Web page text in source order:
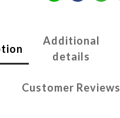
Additional
details
Customer Reviews